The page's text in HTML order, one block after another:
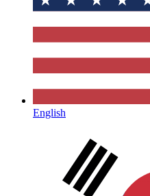
English